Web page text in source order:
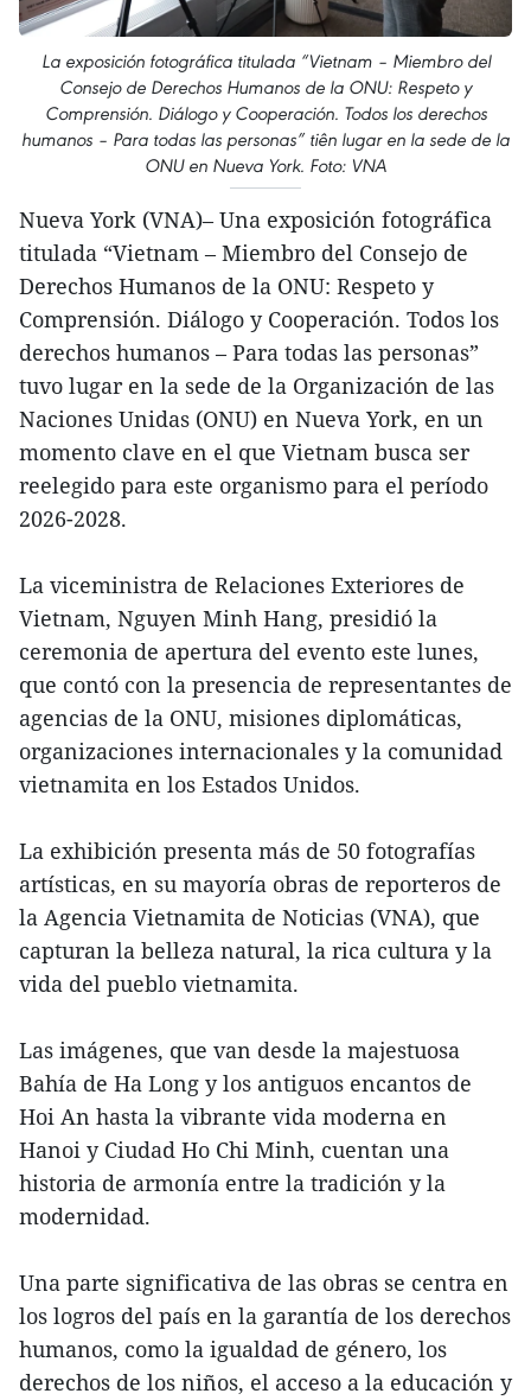
La exposición fotográfica titulada “Vietnam – Miembro del
Consejo de Derechos Humanos de la ONU: Respeto y
Comprensión. Diálogo y Cooperación. Todos los derechos
humanos – Para todas las personas” tiên lugar en la sede de la
ONU en Nueva York. Foto: VNA
Nueva York (VNA)– Una exposición fotográfica
titulada “Vietnam – Miembro del Consejo de
Derechos Humanos de la ONU: Respeto y
Comprensión. Diálogo y Cooperación. Todos los
derechos humanos – Para todas las personas”
tuvo lugar en la sede de la Organización de las
Naciones Unidas (ONU) en Nueva York, en un
momento clave en el que Vietnam busca ser
reelegido para este organismo para el período
2026-2028.
La viceministra de Relaciones Exteriores de
Vietnam, Nguyen Minh Hang, presidió la
ceremonia de apertura del evento este lunes,
que contó con la presencia de representantes de
agencias de la ONU, misiones diplomáticas,
organizaciones internacionales y la comunidad
vietnamita en los Estados Unidos.
La exhibición presenta más de 50 fotografías
artísticas, en su mayoría obras de reporteros de
la Agencia Vietnamita de Noticias (VNA), que
capturan la belleza natural, la rica cultura y la
vida del pueblo vietnamita.
Las imágenes, que van desde la majestuosa
Bahía de Ha Long y los antiguos encantos de
Hoi An hasta la vibrante vida moderna en
Hanoi y Ciudad Ho Chi Minh, cuentan una
historia de armonía entre la tradición y la
modernidad.
Una parte significativa de las obras se centra en
los logros del país en la garantía de los derechos
humanos, como la igualdad de género, los
derechos de los niños, el acceso a la educación y